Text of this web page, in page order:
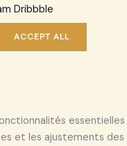
Dribbble
ACCEPT ALL
essentielles
et les ajustements des